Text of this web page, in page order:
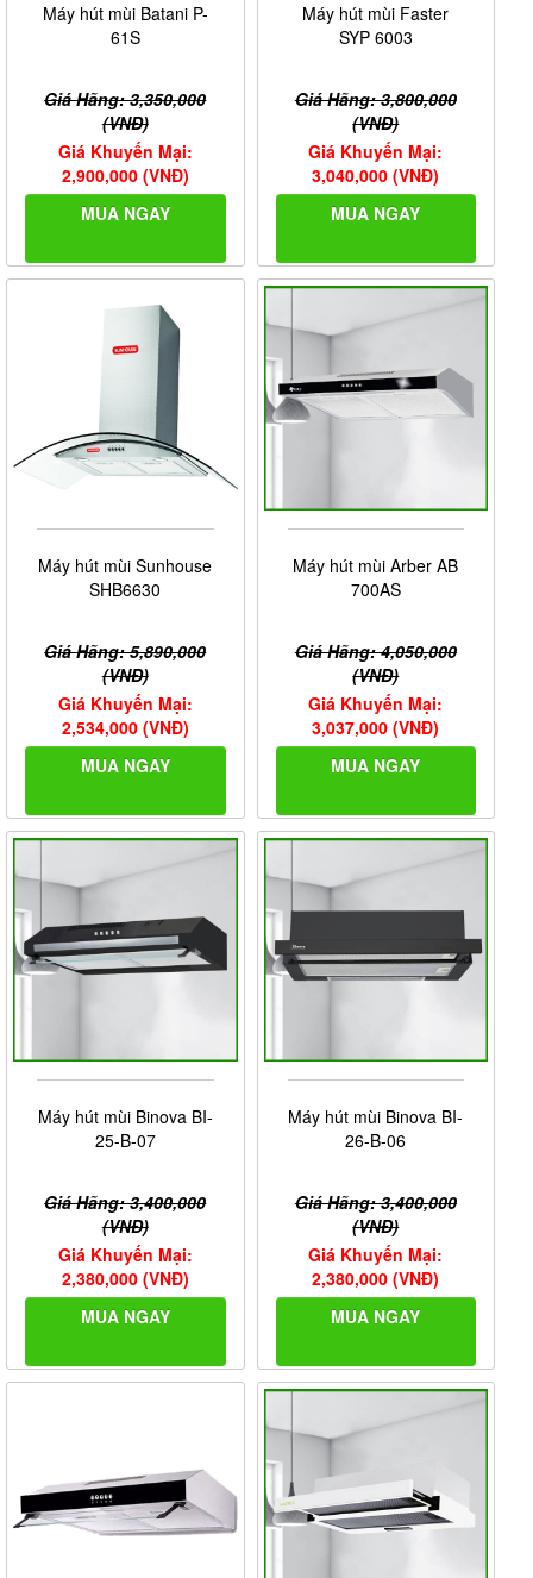
Máy hút mùi Batani P-
61S
Giá Hãng: 3,350,000
(VNĐ)
Giá Khuyến Mại:
2,900,000 (VNĐ)
MUA NGAY
Máy hút mùi Faster
SYP 6003
Giá Hãng: 3,800,000
(VNĐ)
Giá Khuyến Mại:
3,040,000 (VNĐ)
MUA NGAY
Máy hút mùi Sunhouse
SHB6630
Giá Hãng: 5,890,000
(VNĐ)
Giá Khuyến Mại:
2,534,000 (VNĐ)
MUA NGAY
Máy hút mùi Arber AB
700AS
Giá Hãng: 4,050,000
(VNĐ)
Giá Khuyến Mại:
3,037,000 (VNĐ)
MUA NGAY
Máy hút mùi Binova BI-
25-B-07
Giá Hãng: 3,400,000
(VNĐ)
Giá Khuyến Mại:
2,380,000 (VNĐ)
MUA NGAY
Máy hút mùi Binova BI-
26-B-06
Giá Hãng: 3,400,000
(VNĐ)
Giá Khuyến Mại:
2,380,000 (VNĐ)
MUA NGAY